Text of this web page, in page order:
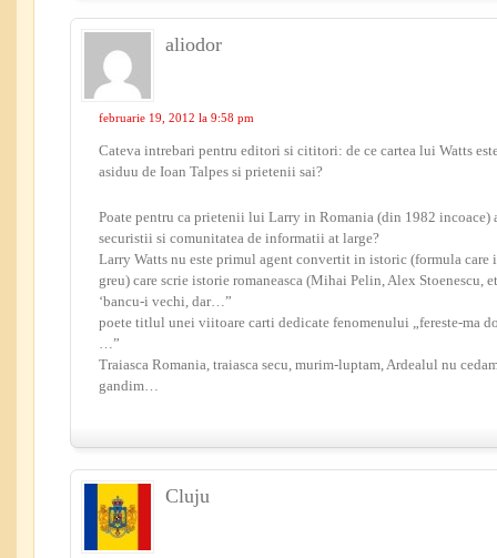
aliodor
februarie 19, 2012 la 9:58 pm
Cateva intrebari pentru editori si cititori: de ce cartea lui Watts
asiduu de Ioan Talpes si prietenii sai?
Poate pentru ca prietenii lui Larry in Romania (din 1982 incoace)
securistii si comunitatea de informatii at large?
Larry Watts nu este primul agent convertit in istoric (formula care
greu) care scrie istorie romaneasca (Mihai Pelin, Alex Stoenescu,
‘bancu-i vechi, dar…”
poete titlul unei viitoare carti dedicate fenomenului „fereste-ma
…”
Traiasca Romania, traiasca secu, murim-luptam, Ardealul nu
gandim…
Cluju